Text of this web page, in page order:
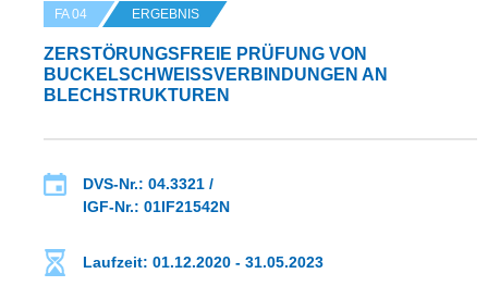
FA 04 ERGEBNIS
ZERSTÖRUNGSFREIE PRÜFUNG VON
BUCKELSCHWEISSVERBINDUNGEN AN B
LECHSTRUKTUREN
DVS-Nr.: 04.3321 /
IGF-Nr.: 01IF21542N
Laufzeit: 01.12.2020 - 31.05.2023